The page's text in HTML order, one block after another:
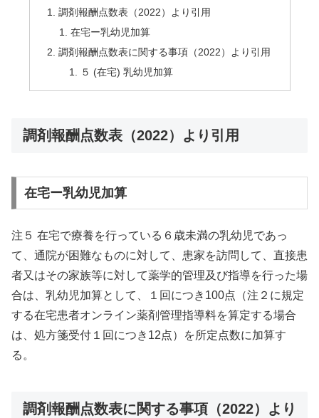
調剤報酬点数表（2022）より引用
在宅ー乳幼児加算
調剤報酬点数表に関する事項（2022）より引用
５ (在宅) 乳幼児加算
調剤報酬点数表（2022）より引用
在宅ー乳幼児加算
注５ 在宅で療養を行っている６歳未満の乳幼児であっ
て、通院が困難なものに対して、患家を訪問して、直接患
者又はその家族等に対して薬学的管理及び指導を行った場
合は、乳幼児加算として、１回につき100点（注２に規定
する在宅患者オンライン薬剤管理指導料を算定する場合
は、処方箋受付１回につき12点）を所定点数に加算す
る。
調剤報酬点数表に関する事項（2022）より